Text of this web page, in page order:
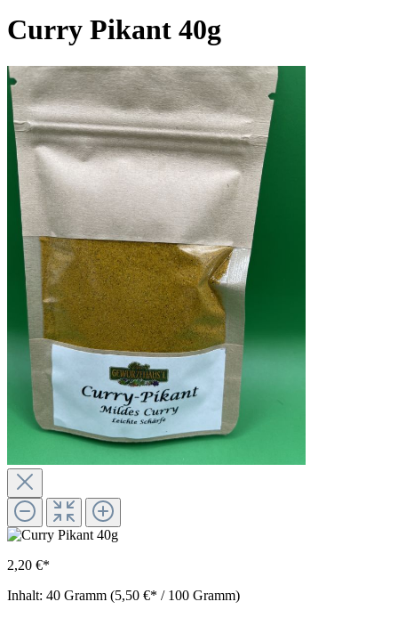
Curry Pikant 40g
2,20 €*
Inhalt: 40 Gramm (5,50 €* / 100 Gramm)